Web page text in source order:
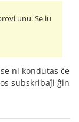
unu. Se iu
ni kondutas ĉe
subskribaĵi ĝin